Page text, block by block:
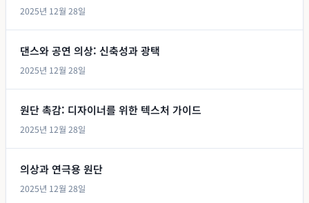
2025년 12월 28일
댄스와 공연 의상: 신축성과 광택
2025년 12월 28일
원단 촉감: 디자이너를 위한 텍스처 가이드
2025년 12월 28일
의상과 연극용 원단
2025년 12월 28일